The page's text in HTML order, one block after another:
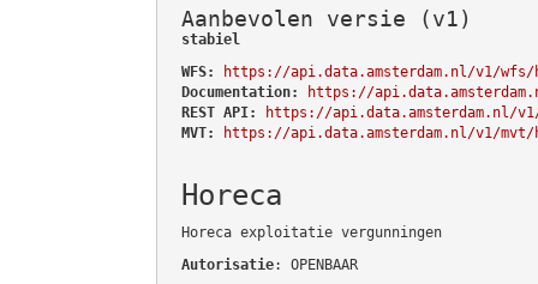
Aanbevolen versie (v1)
stabiel
WFS:
https://api.data.amsterdam.nl/v1/wfs/
Documentation:
https://
REST API:
https://api.data.amsterdam.nl/
MVT:
https://api.data.amsterdam.nl/v1/mvt/
Horeca
Horeca exploitatie vergunningen
Autorisatie: OPENBAAR